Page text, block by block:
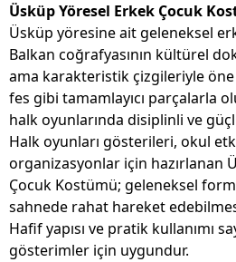
Üsküp Yöresel Erkek Çocuk
Üsküp yöresine ait geleneksel
Balkan coğrafyasının kültürel
ama karakteristik çizgileriyle öne
fes gibi tamamlayıcı parçalarla
halk oyunlarında disiplinli ve
Halk oyunları gösterileri, okul
organizasyonlar için hazırlanan
Çocuk Kostümü; geleneksel
sahnede rahat hareket
Hafif yapısı ve pratik kullanımı
gösterimler için uygundur.